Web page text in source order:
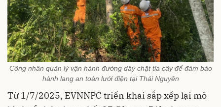
Công nhân quản lý vận hành đường dây chặt tỉa cây để đảm bảo
hành lang an toàn lưới điện tại Thái Nguyên
Từ 1/7/2025, EVNNPC triển khai sắp xếp lại mô